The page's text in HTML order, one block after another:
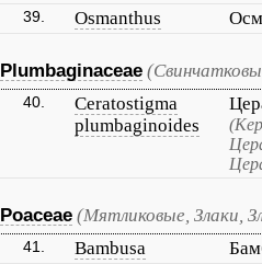
39. Osmanthus
Plumbaginaceae
40.
Ceratostigma
plumbaginoides
Poaceae (Мятликовые, Злаки,
41. Bambusa